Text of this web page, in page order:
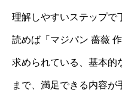
理解しやすいステップで
読めば「マジパン 薔薇
求められている、基本的
まで、満足できる内容が